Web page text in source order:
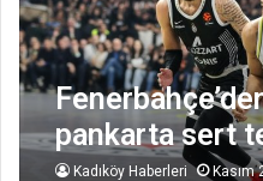
pankarta sert
Kadıköy Haberleri Kasım